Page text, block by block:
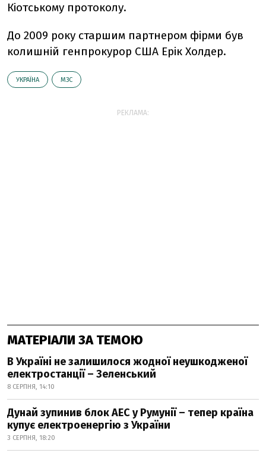
Кіотському протоколу.
До 2009 року старшим партнером фірми був
колишній генпрокурор США Ерік Холдер.
УКРАЇНА МЗС
РЕКЛАМА:
МАТЕРІАЛИ ЗА ТЕМОЮ
В Україні не залишилося жодної неушкодженої
електростанції – Зеленський
8 СЕРПНЯ, 14:10
Дунай зупинив блок АЕС у Румунії – тепер країна
купує електроенергію з України
3 СЕРПНЯ, 18:20